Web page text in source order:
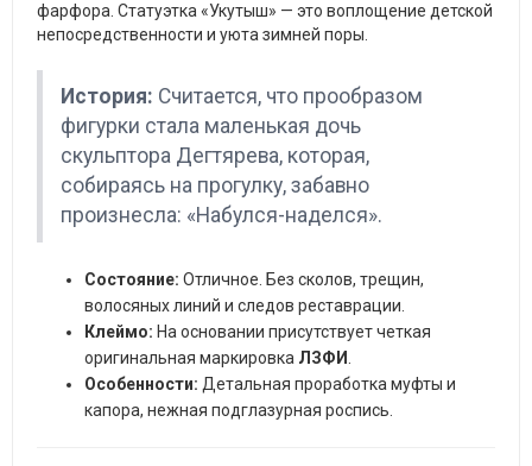
фарфора. Статуэтка «Укутыш» — это воплощение детской
непосредственности и уюта зимней поры.
История: Считается, что прообразом
фигурки стала маленькая дочь
скульптора Дегтярева, которая,
собираясь на прогулку, забавно
произнесла: «Набулся-наделся».
Состояние: Отличное. Без сколов, трещин,
волосяных линий и следов реставрации.
Клеймо: На основании присутствует четкая
оригинальная маркировка ЛЗФИ .
Особенности: Детальная проработка муфты и
капора, нежная подглазурная роспись.